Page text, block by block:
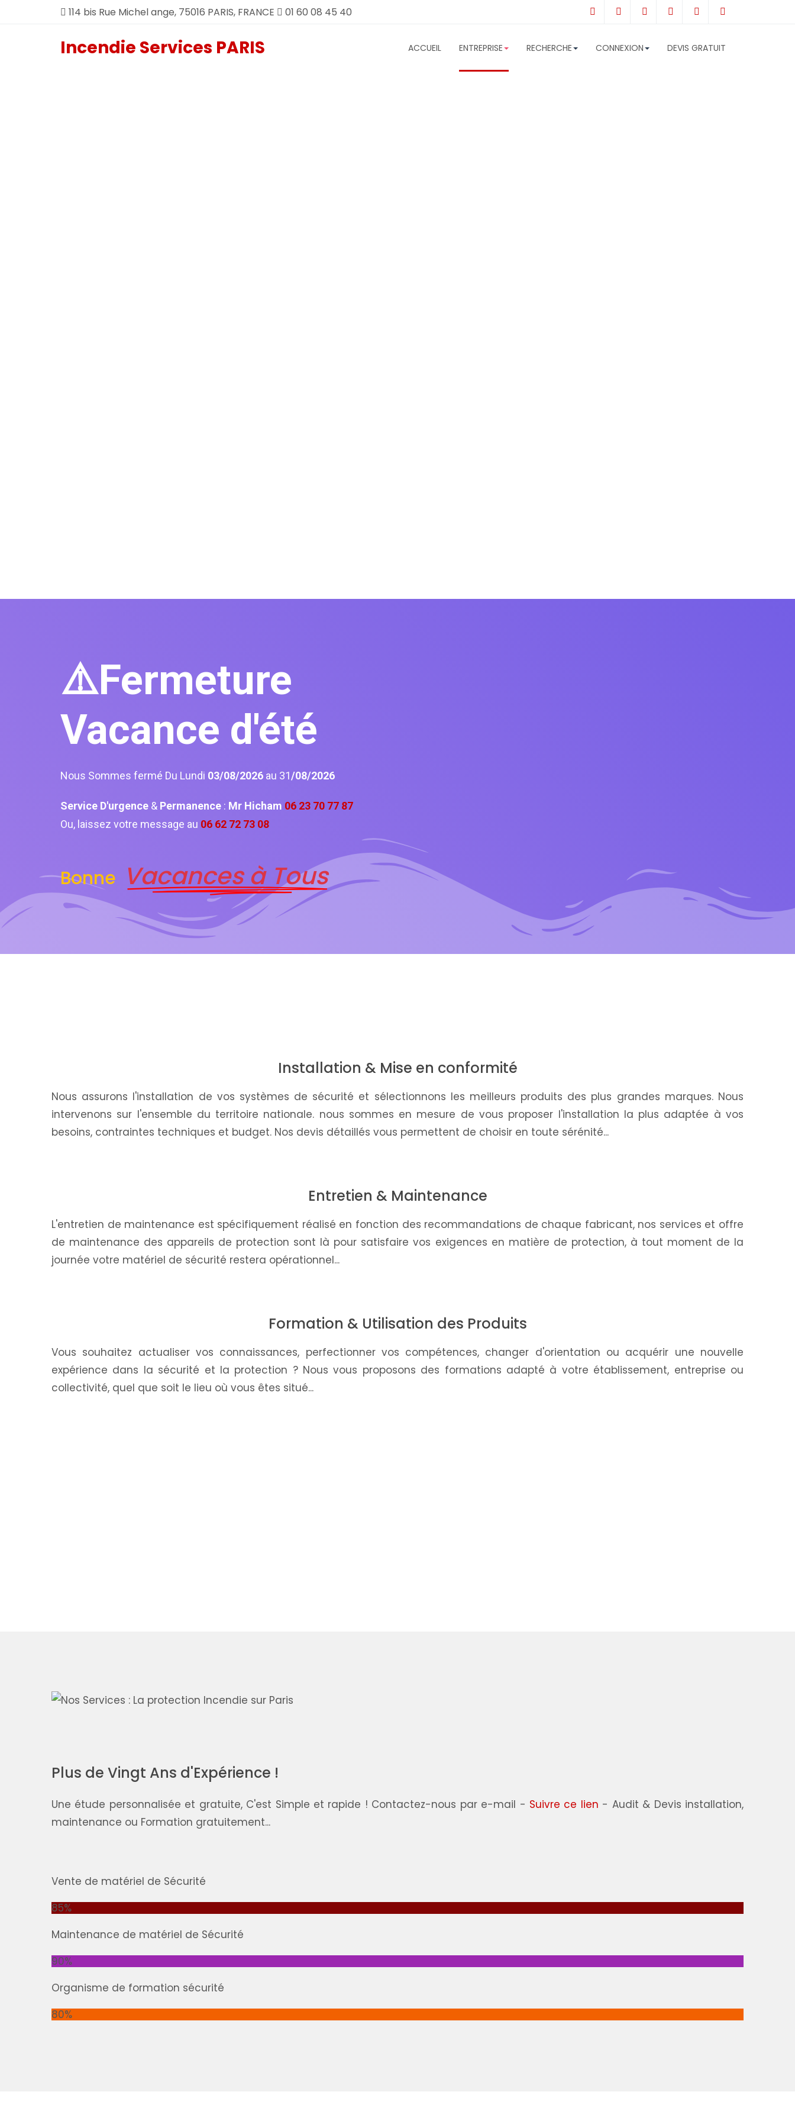
114 bis Rue Michel ange, 75016 PARIS, FRANCE 01 60 08 45 40
Incendie Services PARIS ACCUEIL ENTREPRISE RECHERCHE CONNEXION DEVIS GRATUIT
⚠️Fermeture
Vacance d'été
Nous Sommes fermé Du Lundi 03/08/2026 au 31/08/2026
Service D'urgence & Permanence : Mr Hicham 06 23 70 77 87
Ou, laissez votre message au 06 62 72 73 08
Bonne Vacances à Tous
Installation & Mise en conformité
Nous assurons l'installation de vos systèmes de sécurité et sélectionnons les meilleurs produits des plus grandes marques. Nous
intervenons sur l'ensemble du territoire nationale. nous sommes en mesure de vous proposer l'installation la plus adaptée à vos
besoins, contraintes techniques et budget. Nos devis détaillés vous permettent de choisir en toute sérénité...
Entretien & Maintenance
L'entretien de maintenance est spécifiquement réalisé en fonction des recommandations de chaque fabricant, nos services et offre
de maintenance des appareils de protection sont là pour satisfaire vos exigences en matière de protection, à tout moment de la
journée votre matériel de sécurité restera opérationnel...
Formation & Utilisation des Produits
Vous souhaitez actualiser vos connaissances, perfectionner vos compétences, changer d'orientation ou acquérir une nouvelle
expérience dans la sécurité et la protection ? Nous vous proposons des formations adapté à votre établissement, entreprise ou
collectivité, quel que soit le lieu où vous êtes situé...
Plus de Vingt Ans d'Expérience !
Une étude personnalisée et gratuite, C'est Simple et rapide ! Contactez-nous par e-mail - Suivre ce lien - Audit & Devis installation,
maintenance ou Formation gratuitement...
Vente de matériel de Sécurité
85%
Maintenance de matériel de Sécurité
90%
Organisme de formation sécurité
80%